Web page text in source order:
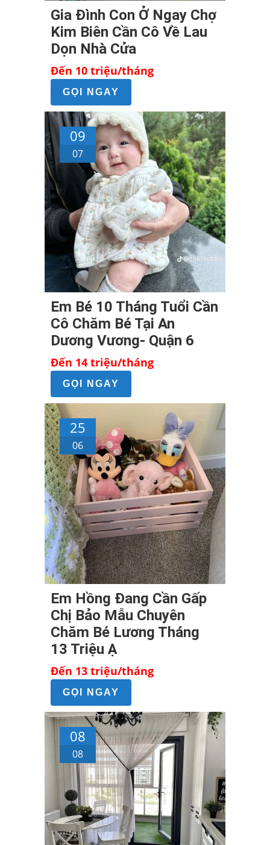
Gia Đình Con Ở Ngay Chợ
Kim Biên Cần Cô Về Lau
Dọn Nhà Cửa
Đến 10 triệu/tháng
GỌI NGAY
09
07
Em Bé 10 Tháng Tuổi Cần
Cô Chăm Bé Tại An
Dương Vương- Quận 6
Đến 14 triệu/tháng
GỌI NGAY
25
06
Em Hồng Đang Cần Gấp
Chị Bảo Mẫu Chuyên
Chăm Bé Lương Tháng
13 Triệu Ạ
Đến 13 triệu/tháng
GỌI NGAY
08
08